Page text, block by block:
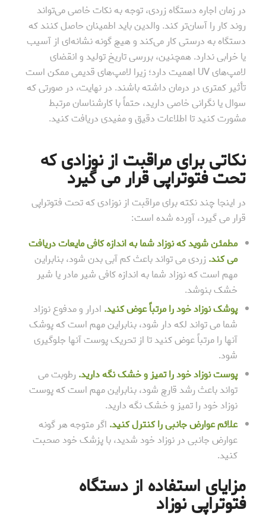
در زمان اجاره دستگاه زردی، توجه به نکات خاصی می‌تواند
روند کار را آسان‌تر کند. والدین باید اطمینان حاصل کنند که
دستگاه به درستی کار می‌کند و هیچ گونه نشانه‌ای از آسیب
یا خرابی ندارد. همچنین، بررسی تاریخ تولید و انقضای
لامپ‌های UV اهمیت دارد؛ زیرا لامپ‌های قدیمی ممکن است
تأثیر کمتری در درمان داشته باشند. در نهایت، در صورتی که
سوال یا نگرانی خاصی دارید، حتماً با کارشناسان مرتبط
مشورت کنید تا اطلاعات دقیق و مفیدی دریافت کنید.
نکاتی برای مراقبت از نوزادی که
تحت فتوتراپی قرار می گیرد
در اینجا چند نکته برای مراقبت از نوزادی که تحت فتوتراپی
قرار می گیرد، آورده شده است:
مطمئن شوید که نوزاد شما به اندازه کافی مایعات دریافت
می کند. زردی می تواند باعث کم آبی بدن شود، بنابراین
مهم است که نوزاد شما به اندازه کافی شیر مادر یا شیر
خشک بنوشد.
پوشک نوزاد خود را مرتباً عوض کنید. ادرار و مدفوع نوزاد
شما می تواند لکه دار شود، بنابراین مهم است که پوشک
آنها را مرتباً عوض کنید تا از تحریک پوست آنها جلوگیری
شود.
پوست نوزاد خود را تمیز و خشک نگه دارید. رطوبت می
تواند باعث رشد قارچ شود، بنابراین مهم است که پوست
نوزاد خود را تمیز و خشک نگه دارید.
علائم عوارض جانبی را کنترل کنید. اگر متوجه هر گونه
عوارض جانبی در نوزاد خود شدید، با پزشک خود صحبت
کنید.
مزایای استفاده از دستگاه
فتوتراپی نوزاد